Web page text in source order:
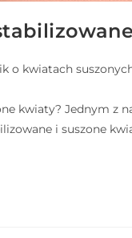
o kwiatach
kwiaty? Jednym z
i suszone